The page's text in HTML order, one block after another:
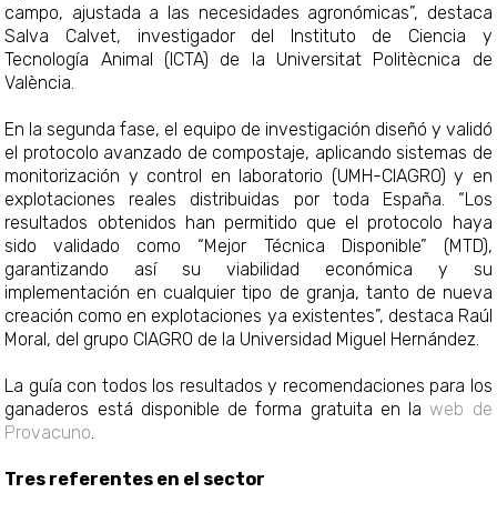
campo, ajustada a las necesidades agronómicas”, destaca
Salva Calvet, investigador del Instituto de Ciencia y
Tecnología Animal (ICTA) de la Universitat Politècnica de
València.
En la segunda fase, el equipo de investigación diseñó y validó
el protocolo avanzado de compostaje, aplicando sistemas de
monitorización y control en laboratorio (UMH-CIAGRO) y en
explotaciones reales distribuidas por toda España. “Los
resultados obtenidos han permitido que el protocolo haya
sido validado como “Mejor Técnica Disponible” (MTD),
garantizando así su viabilidad económica y su
implementación en cualquier tipo de granja, tanto de nueva
creación como en explotaciones ya existentes”, destaca Raúl
Moral, del grupo CIAGRO de la Universidad Miguel Hernández.
La guía con todos los resultados y recomendaciones para los
ganaderos está disponible de forma gratuita en laweb de
Provacuno
Tres referentes en el sector